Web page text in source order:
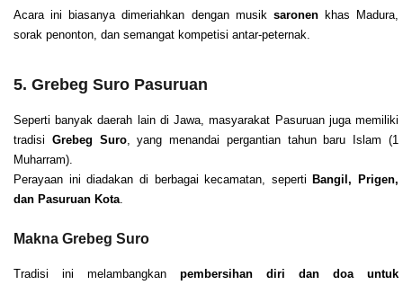
Acara ini biasanya dimeriahkan dengan musik saronenkhas Madura,
sorak penonton, dan semangat kompetisi antar-peternak.
5. Grebeg Suro Pasuruan
Seperti banyak daerah lain di Jawa, masyarakat Pasuruan juga memiliki
tradisi Grebeg Suro, yang menandai pergantian tahun baru Islam (1
Muharram).
Perayaan ini diadakan di berbagai kecamatan, sepertiBangil, Prigen,
dan Pasuruan Kota
Makna Grebeg Suro
Tradisi ini melambangkan pembersihan diri dan doa untuk